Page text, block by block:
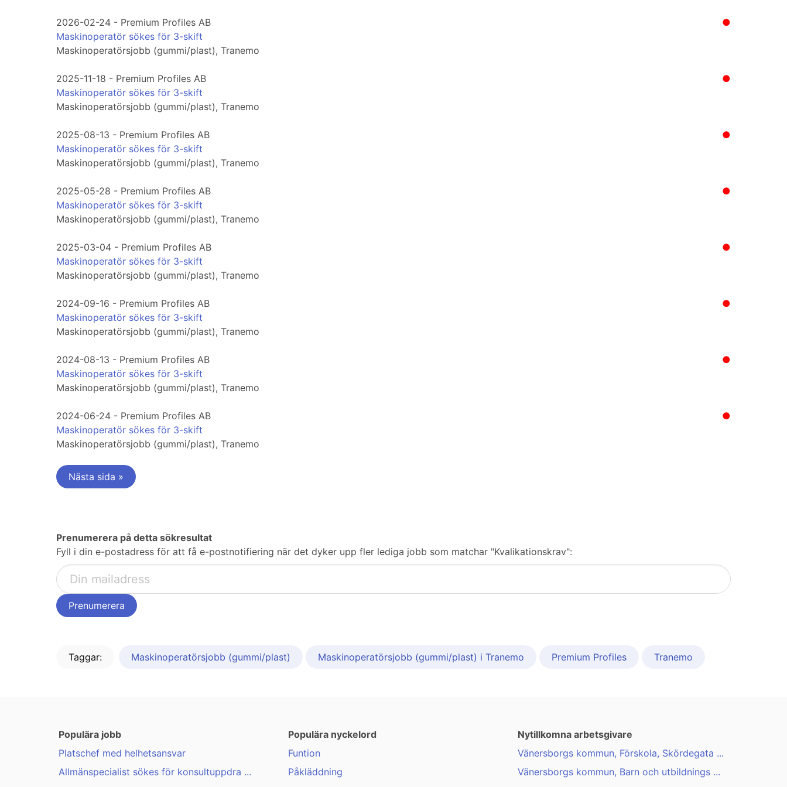
●
2026-02-24 - Premium Profiles AB
Maskinoperatör sökes för 3-skift
Maskinoperatörsjobb (gummi/plast), Tranemo
●
2025-11-18 - Premium Profiles AB
Maskinoperatör sökes för 3-skift
Maskinoperatörsjobb (gummi/plast), Tranemo
●
2025-08-13 - Premium Profiles AB
Maskinoperatör sökes för 3-skift
Maskinoperatörsjobb (gummi/plast), Tranemo
●
2025-05-28 - Premium Profiles AB
Maskinoperatör sökes för 3-skift
Maskinoperatörsjobb (gummi/plast), Tranemo
●
2025-03-04 - Premium Profiles AB
Maskinoperatör sökes för 3-skift
Maskinoperatörsjobb (gummi/plast), Tranemo
●
2024-09-16 - Premium Profiles AB
Maskinoperatör sökes för 3-skift
Maskinoperatörsjobb (gummi/plast), Tranemo
●
2024-08-13 - Premium Profiles AB
Maskinoperatör sökes för 3-skift
Maskinoperatörsjobb (gummi/plast), Tranemo
●
2024-06-24 - Premium Profiles AB
Maskinoperatör sökes för 3-skift
Maskinoperatörsjobb (gummi/plast), Tranemo
Nästa sida »
Prenumerera på detta sökresultat
Fyll i din e-postadress för att få e-postnotifiering när det dyker upp fler lediga jobb som matchar "Kvalikationskrav":
Taggar: Maskinoperatörsjobb (gummi/plast) Maskinoperatörsjobb (gummi/plast) i Tranemo Premium Profiles Tranemo
Populära jobb
Platschef med helhetsansvar
Allmänspecialist sökes för konsultuppdra ...
Populära nyckelord
Funtion
Påkläddning
Nytillkomna arbetsgivare
Vänersborgs kommun, Förskola, Skördegata ...
Vänersborgs kommun, Barn och utbildnings ...